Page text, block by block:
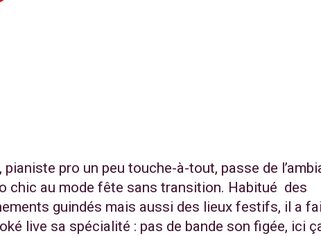
, pianiste pro un peu touche-à-tout, passe de
chic au mode fête sans transition. Habitué des
guindés mais aussi des lieux festifs, il a
live sa spécialité : pas de bande son figée, ici